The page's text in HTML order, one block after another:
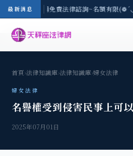
最新消息
-8/3(一) 現場免費法律諮詢~名額有限
首頁›法律知識庫›法律知識庫›婦女法律
婦女法律
名譽權受到侵害民事上可
2025年07月01日